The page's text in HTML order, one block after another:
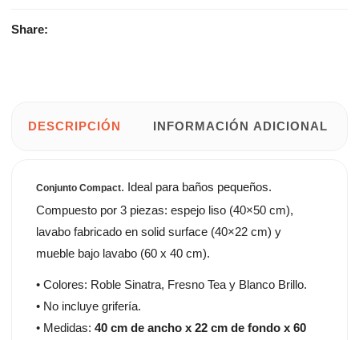
Share:
DESCRIPCIÓN INFORMACIÓN ADICIONAL
Conjunto Compact. Ideal para baños pequeños.
Compuesto por 3 piezas: espejo liso (40×50 cm),
lavabo fabricado en solid surface (40×22 cm) y
mueble bajo lavabo (60 x 40 cm).
• Colores: Roble Sinatra, Fresno Tea y Blanco Brillo.
• No incluye grifería.
• Medidas:40 cm de ancho x 22 cm de fondo x 60